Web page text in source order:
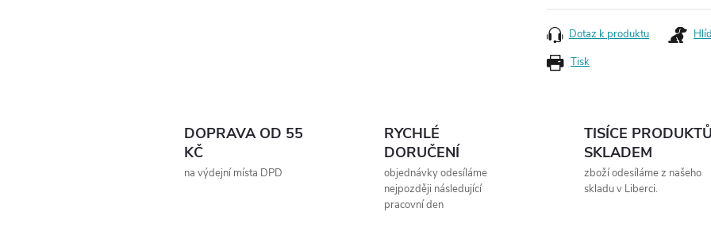
Tisk
Dotaz k produktu
DOPRAVA OD 55
KČ
na výdejní místa DPD
RYCHLÉ
DORUČENÍ
objednávky odesíláme
nejpozději následující
pracovní den
TISÍCE
SKLADEM
zboží odesíláme z našeho
skladu v Liberci.